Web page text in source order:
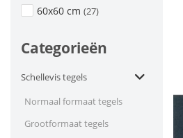
60x60 cm (27)
Categorieën
Schellevis tegels
Normaal formaat tegels
Grootformaat tegels